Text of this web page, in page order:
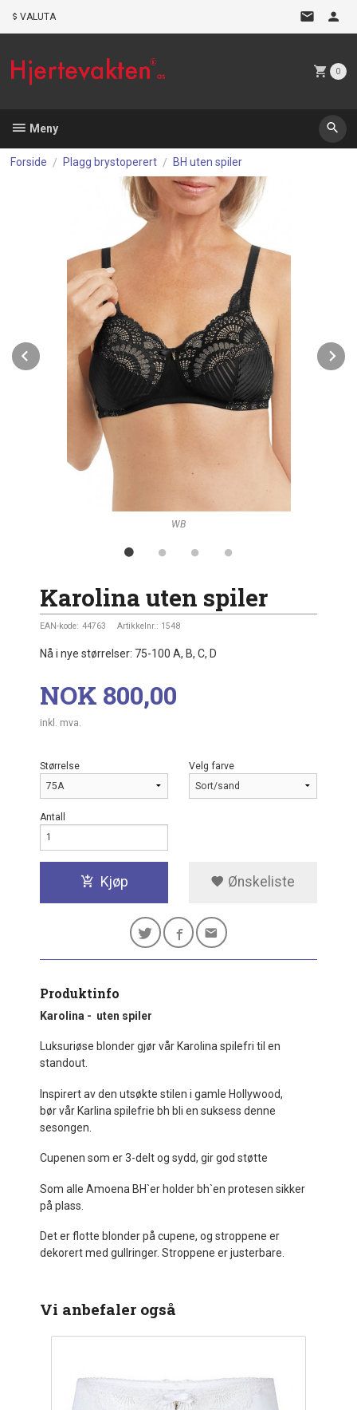
VALUTA
0
Meny
Forside Plagg brystoperert BH uten spiler
WB
Prev
Karolina uten spiler
EAN-kode: 44763 Artikkelnr.: 1548
Nå i nye størrelser: 75-100 A, B, C, D
Pris
NOK 800,00
inkl. mva.
Størrelse Velg farve
Antall
Kjøp Ønskeliste
Produktinfo
Karolina - uten spiler
Luksuriøse blonder gjør vår Karolina spilefri til en
standout.
Inspirert av den utsøkte stilen i gamle Hollywood,
bør vår Karlina spilefrie bh bli en suksess denne
sesongen.
Cupenen som er 3-delt og sydd, gir god støtte
Som alle Amoena BH`er holder bh`en protesen sikker
på plass.
Det er flotte blonder på cupene, og stroppene er
dekorert med gullringer. Stroppene er justerbare.
Vi anbefaler også